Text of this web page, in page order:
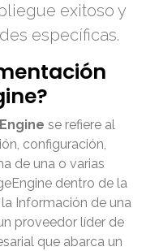
exitoso y
específicas.
se refiere al
configuración,
de una o varias
dentro de la
Información de una
proveedor líder de
que abarca un